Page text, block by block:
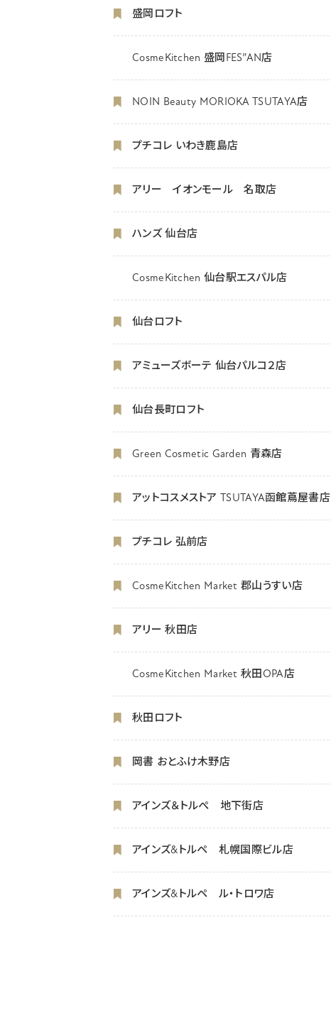
盛岡ロフト
CosmeKitchen 盛岡FES”AN店
NOIN Beauty MORIOKA TSUTAYA店
プチコレ いわき鹿島店
アリー イオンモール 名取店
ハンズ 仙台店
CosmeKitchen 仙台駅エスパル店
仙台ロフト
アミューズボーテ 仙台パルコ２店
仙台長町ロフト
Green Cosmetic Garden 青森店
アットコスメストア TSUTAYA函館蔦屋書店
プチコレ 弘前店
CosmeKitchen Market 郡山うすい店
アリー 秋田店
CosmeKitchen Market 秋田OPA店
秋田ロフト
岡書 おとふけ木野店
アインズ＆トルぺ 地下街店
アインズ&トルペ 札幌国際ビル店
アインズ&トルペ ル・トロワ店